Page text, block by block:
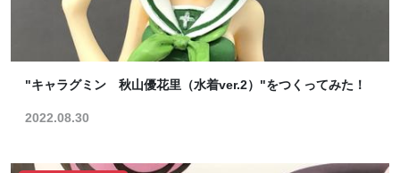
"キャラグミン 秋山優花里（水着ver.2）"をつくってみた！
2022.08.30